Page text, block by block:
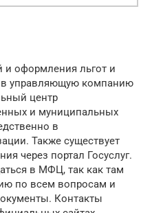
и оформления льгот и
в управляющую компанию
центр
и муниципальных
в
Также существует
через портал Госуслуг.
в МФЦ, так как там
по всем вопросам и
Контакты